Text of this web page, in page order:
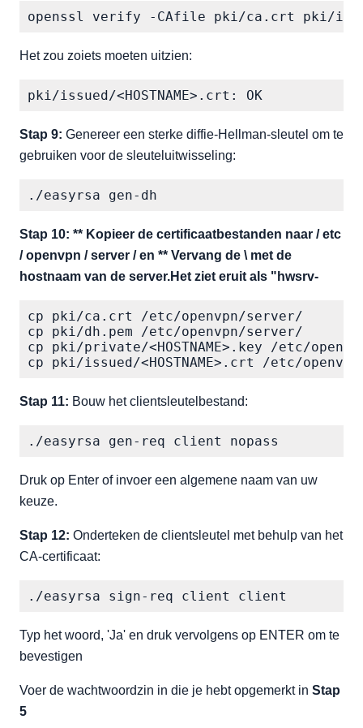
openssl verify -CAfile pki/ca.crt pki/
Het zou zoiets moeten uitzien:
pki/issued/<HOSTNAME>.crt: OK
Stap 9: Genereer een sterke diffie-Hellman-sleutel om te
gebruiken voor de sleuteluitwisseling:
./easyrsa gen-dh
Stap 10: ** Kopieer de certificaatbestanden naar / etc
/ openvpn / server / en ** Vervang de \ met de
hostnaam van de server.Het ziet eruit als "hwsrv-
cp pki/ca.crt /etc/openvpn/server/
cp pki/dh.pem /etc/openvpn/server/
cp pki/private/<HOSTNAME>.key /etc/
cp pki/issued/<HOSTNAME>.crt /etc/
Stap 11: Bouw het clientsleutelbestand:
./easyrsa gen-req client nopass
Druk op Enter of invoer een algemene naam van uw
keuze.
Stap 12: Onderteken de clientsleutel met behulp van het
CA-certificaat:
./easyrsa sign-req client client
Typ het woord, 'Ja' en druk vervolgens op ENTER om te
bevestigen
Voer de wachtwoordzin in die je hebt opgemerkt in Stap
5